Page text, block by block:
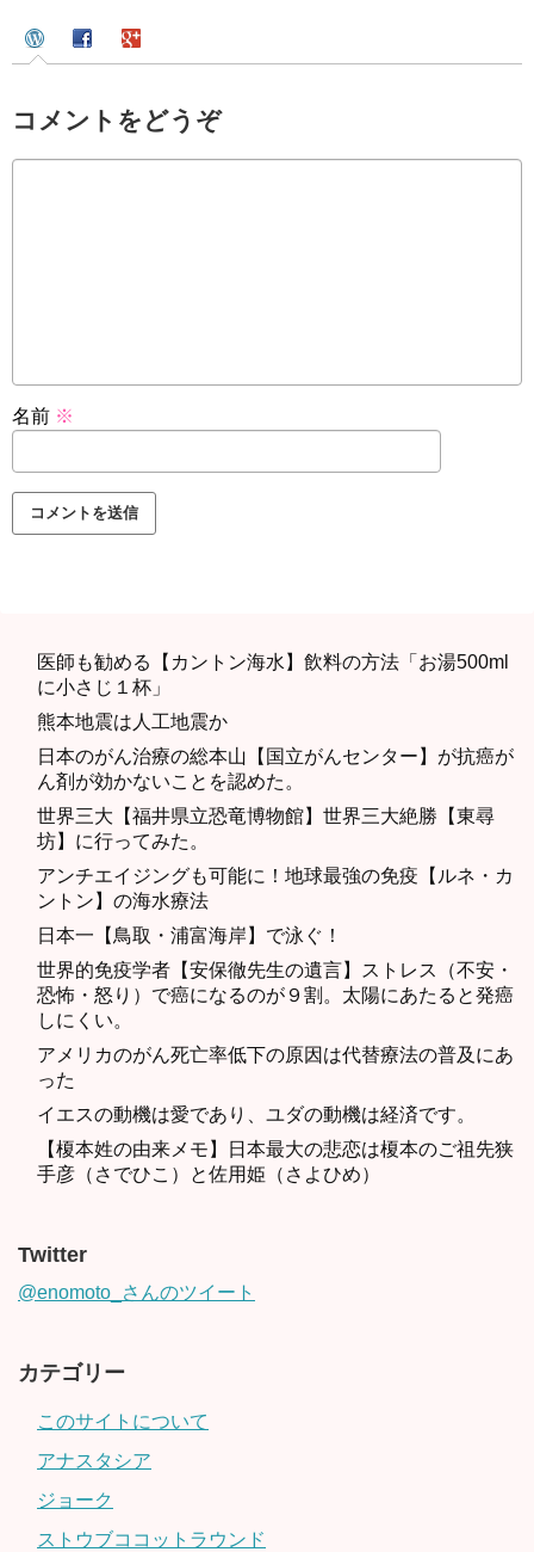
コメントをどうぞ
名前 ※
医師も勧める【カントン海水】飲料の方法「お湯500ml
に小さじ１杯」
熊本地震は人工地震か
日本のがん治療の総本山【国立がんセンター】が抗癌が
ん剤が効かないことを認めた。
世界三大【福井県立恐竜博物館】世界三大絶勝【東尋
坊】に行ってみた。
アンチエイジングも可能に！地球最強の免疫【ルネ・カ
ントン】の海水療法
日本一【鳥取・浦富海岸】で泳ぐ！
世界的免疫学者【安保徹先生の遺言】ストレス（不安・
恐怖・怒り）で癌になるのが９割。太陽にあたると発癌
しにくい。
アメリカのがん死亡率低下の原因は代替療法の普及にあ
った
イエスの動機は愛であり、ユダの動機は経済です。
【榎本姓の由来メモ】日本最大の悲恋は榎本のご祖先狭
手彦（さでひこ）と佐用姫（さよひめ）
Twitter
@enomoto_さんのツイート
カテゴリー
このサイトについて
アナスタシア
ジョーク
ストウブココットラウンド